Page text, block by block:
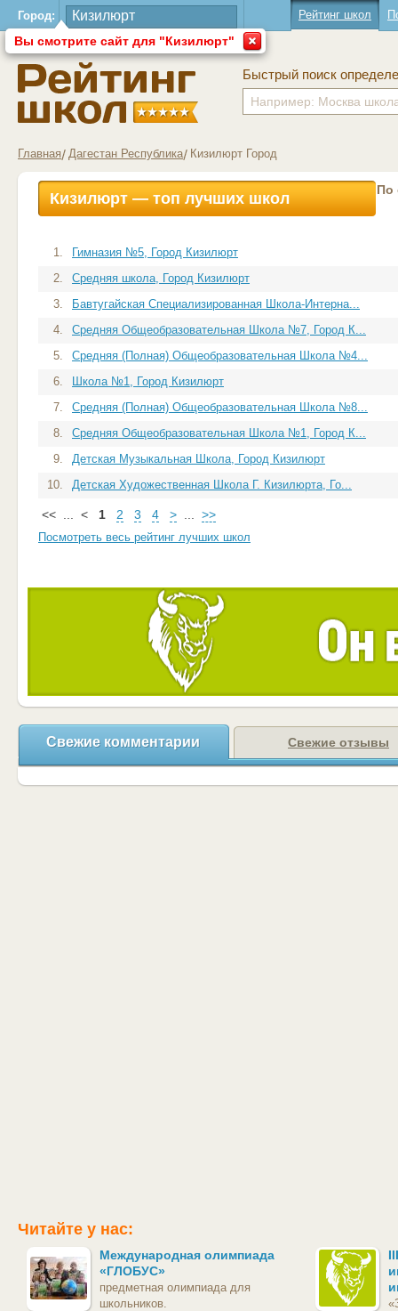
Город:
Вы смотрите сайт для "Кизилюрт"
Рейтинг школ
Быстрый поиск
Главная Дагестан Республика Кизилюрт Город
Кизилюрт — топ лучших школ По
1.
Гимназия №5, Город Кизилюрт
2.
Средняя школа, Город Кизилюрт
3.
Бавтугайская Специализированная Школа-Интерна...
4.
Средняя Общеобразовательная Школа №7, Город К...
5.
Средняя (Полная) Общеобразовательная Школа №4...
6.
Школа №1, Город Кизилюрт
7.
Средняя (Полная) Общеобразовательная Школа №8...
8.
Средняя Общеобразовательная Школа №1, Город К...
9.
Детская Музыкальная Школа, Город Кизилюрт
10.
Детская Художественная Школа Г. Кизилюрта, Го...
<< < 1 2 3 4 > >>
Посмотреть весь рейтинг лучших школ
Свежие комментарии Свежие отзывы
Читайте у нас:
Международная олимпиада
«ГЛОБУС»
предметная олимпиада для
школьников.